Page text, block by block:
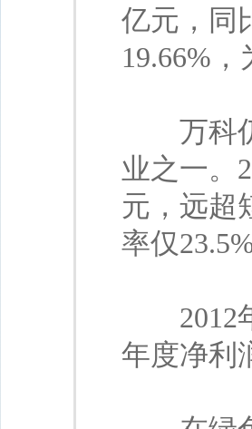
亿元，同
19.66%
万科仍
业之一。
元，远超
率仅
2012年
年度净利